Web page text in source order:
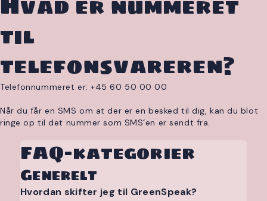
til
telefonsvareren?
Telefonnummeret er: +45 60 50 00 00
Når du får en SMS om at der er en besked til dig, kan du blot
ringe op til det nummer som SMS´en er sendt fra.
FAQ-kategorier
Generelt
Hvordan skifter jeg til GreenSpeak?